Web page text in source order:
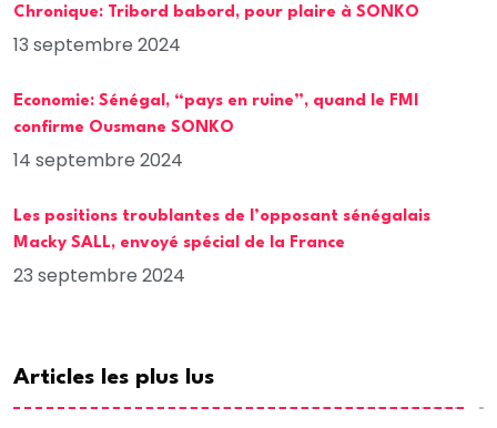
Chronique: Tribord babord, pour plaire à SONKO
13 septembre 2024
Economie: Sénégal, “pays en ruine”, quand le FMI
confirme Ousmane SONKO
14 septembre 2024
Les positions troublantes de l’opposant sénégalais
Macky SALL, envoyé spécial de la France
23 septembre 2024
Articles les plus lus